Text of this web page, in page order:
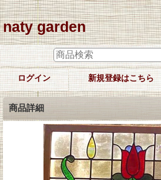
naty garden
ログイン 新規登録はこちら
商品詳細